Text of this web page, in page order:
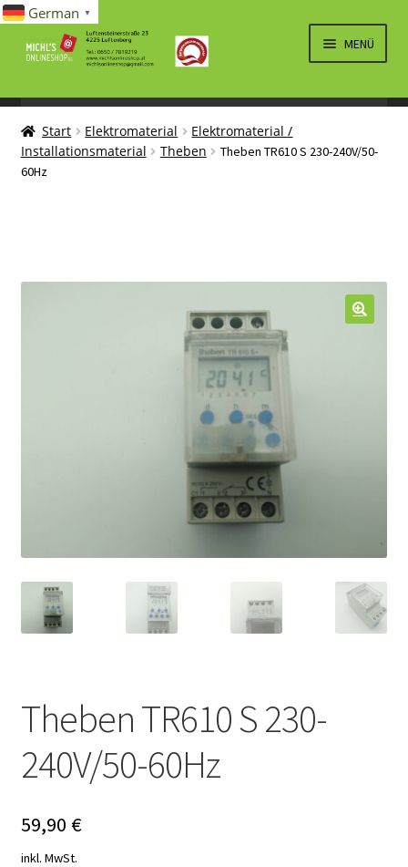
Navigation
Inhalt
MENÜ
SPIELWAREN/BAUSÄTZE
ÖFFNEN
ELEKTRO
ÖFFNEN
LÜFTUNG, HEIZUNG, KLIMA
ÖFFNEN
Start Elektromaterial
Elektromaterial /
Installationsmaterial
Theben
Theben TR610 S 230-240V/50-
60Hz
Theben TR610 S 230-
240V/50-60Hz
59,90 €
inkl. MwSt.
German ▼